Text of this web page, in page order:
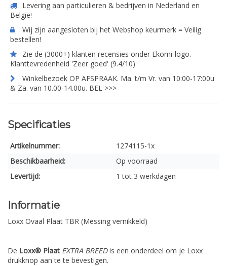
Levering aan particulieren & bedrijven in Nederland en
België!
Wij zijn aangesloten bij het Webshop keurmerk = Veilig
bestellen!
Zie de (3000+) klanten recensies onder Ekomi-logo.
Klanttevredenheid 'Zeer goed' (9.4/10)
Winkelbezoek OP AFSPRAAK. Ma. t/m Vr. van 10:00-17:00u
& Za. van 10.00-14.00u. BEL >>>
Specificaties
Artikelnummer:
1274115-1x
Beschikbaarheid:
Op voorraad
Levertijd:
1 tot 3 werkdagen
Informatie
Loxx Ovaal Plaat TBR (Messing vernikkeld)
De Loxx® Plaat EXTRA BREEDis een onderdeel om je Loxx
drukknop aan te te bevestigen.